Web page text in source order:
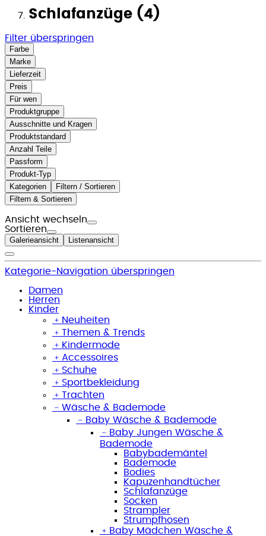
Schlafanzüge (4)
Filter überspringen
Farbe
Marke
Lieferzeit
Preis
Für wen
Produktgruppe
Ausschnitte und Kragen
Produktstandard
Anzahl Teile
Passform
Produkt-Typ
Kategorien
Filtern / Sortieren
Filtern & Sortieren
Ansicht wechseln
Sortieren
Galerieansicht Listenansicht
Kategorie-Navigation überspringen
Damen
Herren
Kinder
﹢ Neuheiten
﹢ Themen & Trends
﹢ Kindermode
﹢ Accessoires
﹢ Schuhe
﹢ Sportbekleidung
﹢ Trachten
﹣ Wäsche & Bademode
﹣ Baby Wäsche & Bademode
﹣ Baby Jungen Wäsche &
Bademode
Babybademäntel
Bademode
Bodies
Kapuzenhandtücher
Schlafanzüge
Socken
Strampler
Strumpfhosen
﹢ Baby Mädchen Wäsche &